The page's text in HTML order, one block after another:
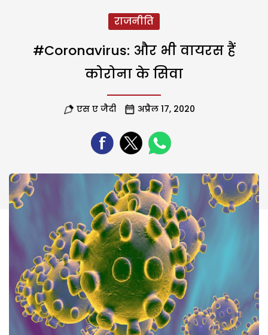
राजनीति
#coronavirus: और भी वायरस हैं
कोरोना के सिवा
एस ए जैदी अप्रैल 17, 2020